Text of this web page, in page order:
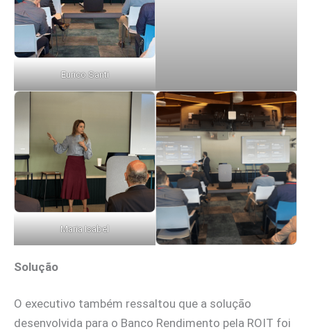
Eurico Santi
Maria Isabel
Solução
O executivo também ressaltou que a solução
desenvolvida para o Banco Rendimento pela ROIT foi